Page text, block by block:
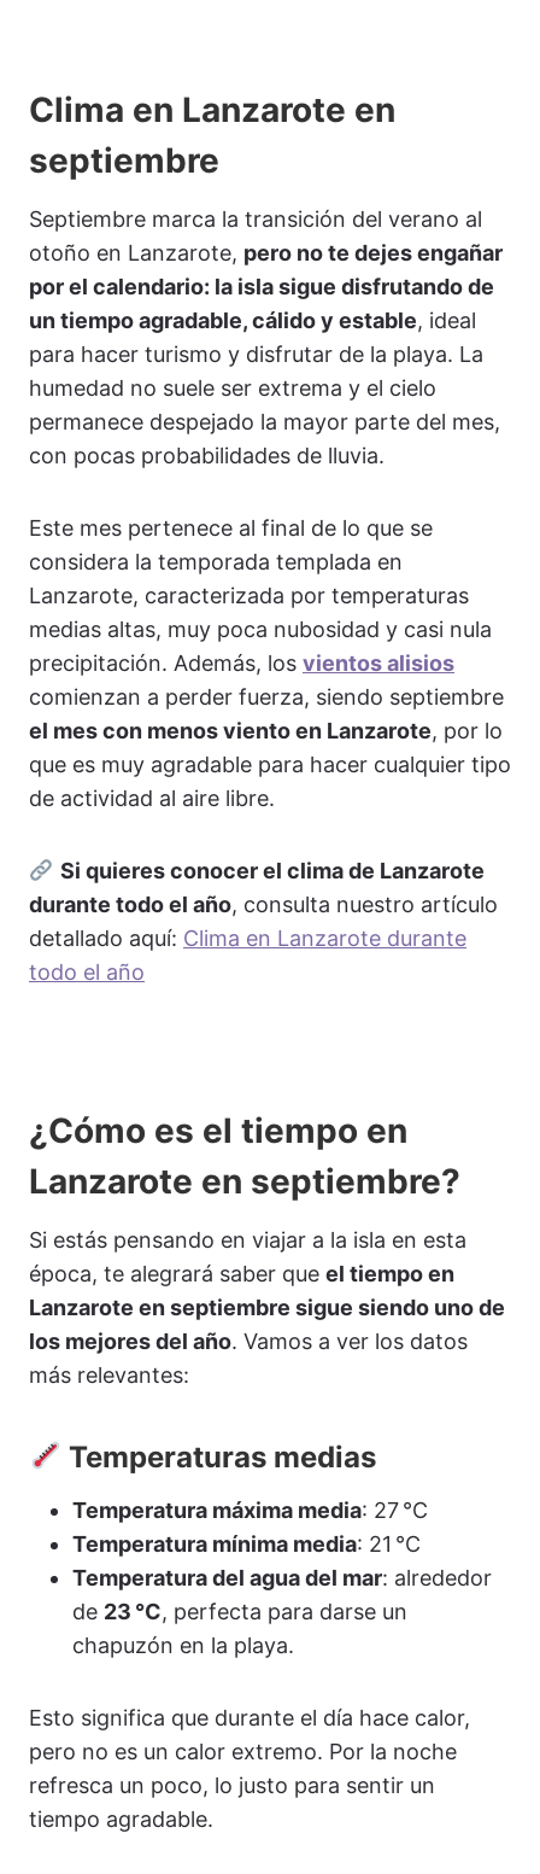
Clima en Lanzarote en
septiembre
Septiembre marca la transición del verano al
otoño en Lanzarote, pero no te dejes engañar
por el calendario: la isla sigue disfrutando de
un tiempo agradable, cálido y estable, ideal
para hacer turismo y disfrutar de la playa. La
humedad no suele ser extrema y el cielo
permanece despejado la mayor parte del mes,
con pocas probabilidades de lluvia.
Este mes pertenece al final de lo que se
considera la temporada templada en
Lanzarote, caracterizada por temperaturas
medias altas, muy poca nubosidad y casi nula
precipitación. Además, los vientos alisios
comienzan a perder fuerza, siendo septiembre
el mes con menos viento en Lanzarote, por lo
que es muy agradable para hacer cualquier tipo
de actividad al aire libre.
Si quieres conocer el clima de Lanzarote
durante todo el año, consulta nuestro artículo
detallado aquí: Clima en Lanzarote durante
todo el año
¿Cómo es el tiempo en
Lanzarote en septiembre?
Si estás pensando en viajar a la isla en esta
época, te alegrará saber que el tiempo en
Lanzarote en septiembre sigue siendo uno de
los mejores del año. Vamos a ver los datos
más relevantes:
Temperaturas medias
Temperatura máxima media: 27 °C
Temperatura mínima media: 21 °C
Temperatura del agua del mar: alrededor
de 23 °C, perfecta para darse un
chapuzón en la playa.
Esto significa que durante el día hace calor,
pero no es un calor extremo. Por la noche
refresca un poco, lo justo para sentir un
tiempo agradable.